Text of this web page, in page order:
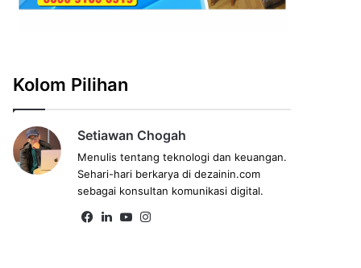
Kolom Pilihan
Setiawan Chogah
Menulis tentang teknologi dan keuangan.
Sehari-hari berkarya di dezainin.com
sebagai konsultan komunikasi digital.
Fa Lin Yo